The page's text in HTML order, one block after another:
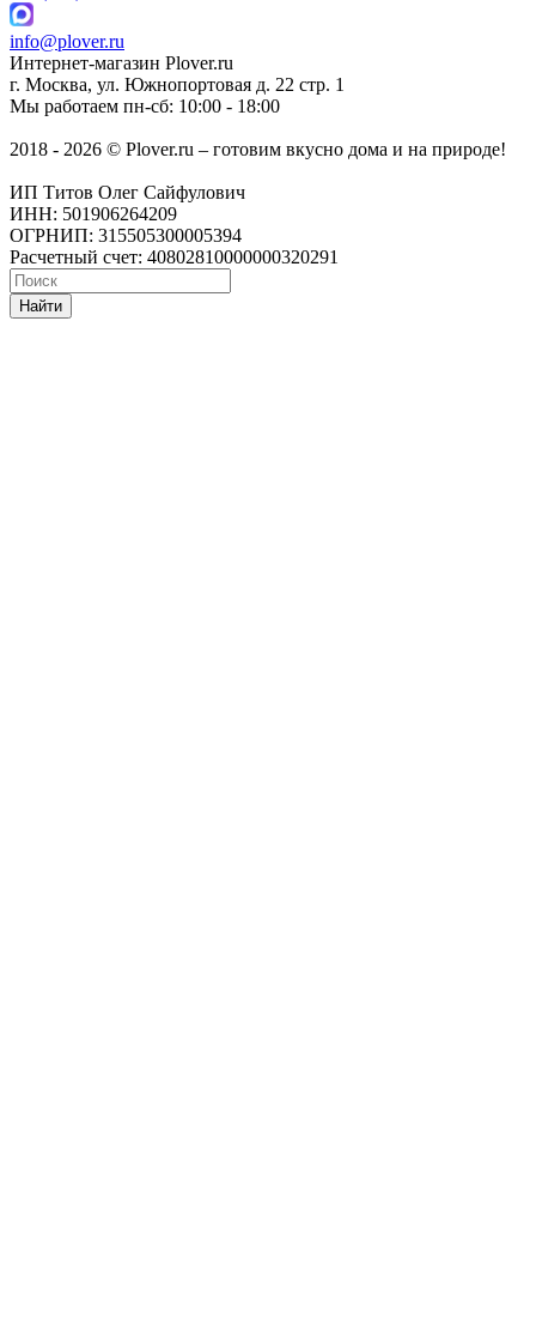
info@plover.ru
Интернет-магазин Plover.ru
г. Москва, ул. Южнопортовая д. 22 стр. 1
Мы работаем пн-сб: 10:00 - 18:00
2018 - 2026 © Plover.ru – готовим вкусно дома и на природе!
ИП Титов Олег Сайфулович
ИНН: 501906264209
ОГРНИП: 315505300005394
Расчетный счет: 40802810000000320291
Найти